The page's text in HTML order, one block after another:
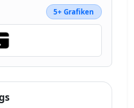
5+ Grafiken